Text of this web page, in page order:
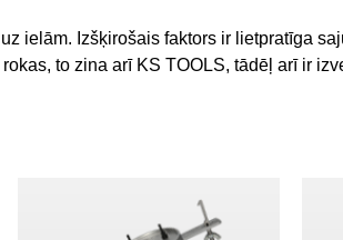
ielām. Izšķirošais faktors ir lietpratīga
to zina arī KS TOOLS, tādēļ arī ir